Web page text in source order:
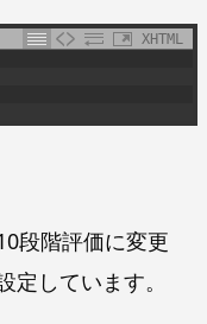
XHTML
段階評価に変更
しています。